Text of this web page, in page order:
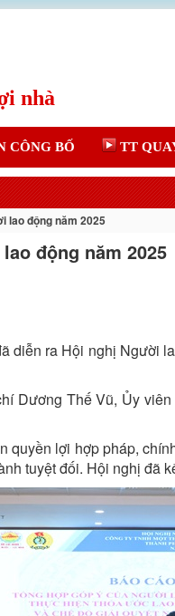
CÔNG BỐ TT
lao động năm 2025
động năm 2025
diễn ra Hội nghị Người
Dương Thế Vũ, Ủy
quyền lợi hợp pháp,
tuyệt đối. Hội nghị đã